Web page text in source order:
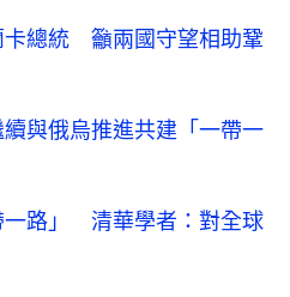
卡總統 籲兩國守望相助鞏
與俄烏推進共建「一帶一
一路」 清華學者：對全球